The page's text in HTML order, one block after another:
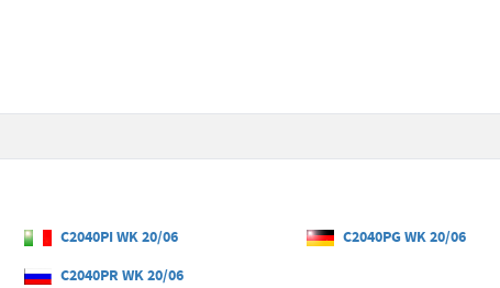
C2040PI WK 20/06
C2040PG WK 20/06
C2040PR WK 20/06